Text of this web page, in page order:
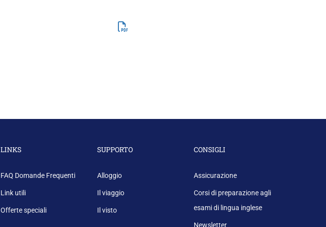
LINKS
FAQ Domande Frequenti
Link utili
Offerte speciali
SUPPORTO
Alloggio
Il viaggio
Il visto
CONSIGLI
Assicurazione
Corsi di preparazione agli
esami di lingua inglese
Newsletter